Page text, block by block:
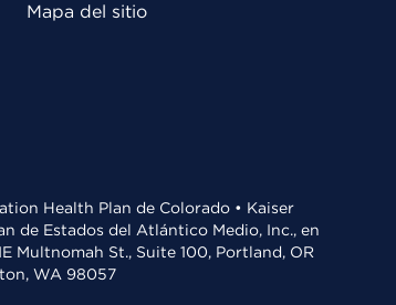
Mapa del sitio
Health Plan de Colorado • Kaiser
de Estados del Atlántico Medio, Inc., en
Multnomah St., Suite 100, Portland, OR
WA 98057